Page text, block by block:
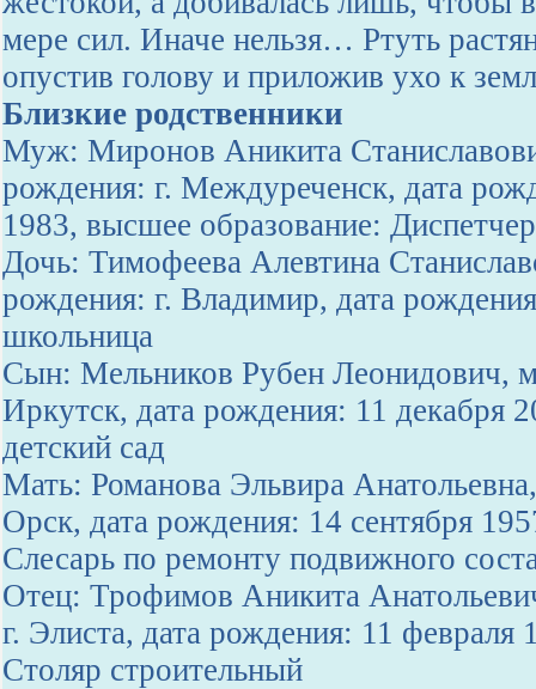
мере сил. Иначе нельзя… Ртуть
опустив голову и приложив ухо к
Близкие родственники
Муж: Миронов Аникита
рождения: г. Междуреченск, дата
1983, высшее образование: Диспетчер
Дочь: Тимофеева Алевтина
рождения: г. Владимир, дата
школьница
Сын: Мельников Рубен Леонидович,
Иркутск, дата рождения: 11 декабря
детский сад
Мать: Романова Эльвира
Орск, дата рождения: 14 сентября
Слесарь по ремонту подвижного
Отец: Трофимов Аникита
г. Элиста, дата рождения: 11 февраля
Столяр строительный